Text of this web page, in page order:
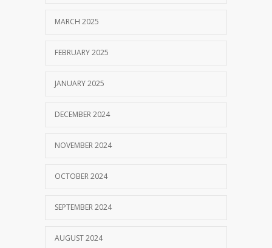
MARCH 2025
FEBRUARY 2025
JANUARY 2025
DECEMBER 2024
NOVEMBER 2024
OCTOBER 2024
SEPTEMBER 2024
AUGUST 2024